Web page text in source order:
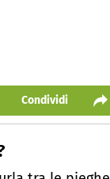
Condividi